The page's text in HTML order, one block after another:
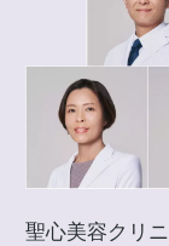
聖心美容クリ